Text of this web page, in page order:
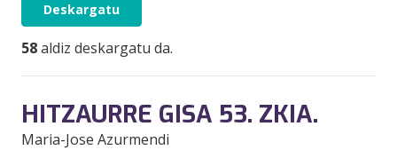
Deskargatu
58aldiz deskargatu da.
HITZAURRE GISA 53. ZKIA.
Maria-Jose Azurmendi